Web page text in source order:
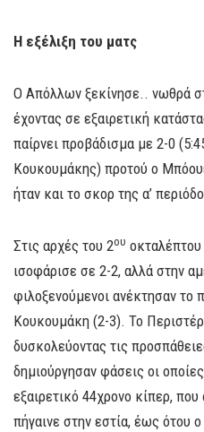
Η εξέλιξη του ματς
Ο Απόλλων ξεκίνησε.. νωθρά
έχοντας σε εξαιρετική
παίρνει προβάδισμα με 2-0
Κουκουμάκης) προτού ο
ήταν και το σκορ της α’
Στις αρχές του 2ου
ισοφάρισε σε 2-2, αλλά στην
φιλοξενούμενοι ανέκτησαν το
Κουκουμάκη (2-3). Το
δυσκολεύοντας τις
δημιούργησαν φάσεις οι
εξαιρετικό 44χρονο κίπερ,
πήγαινε στην εστία, έως ότου